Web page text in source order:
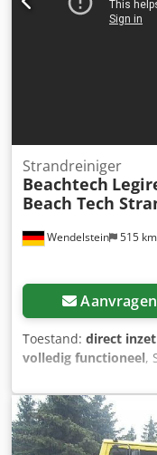
Wendelstein 515 km
Strandreiniger
Beachtech
Beach Tech
Aanvragen
Toestand: direct
volledig functioneel,
- Legiret Geomonier
Voor aanbouw aan
250 cm -
geplaatste